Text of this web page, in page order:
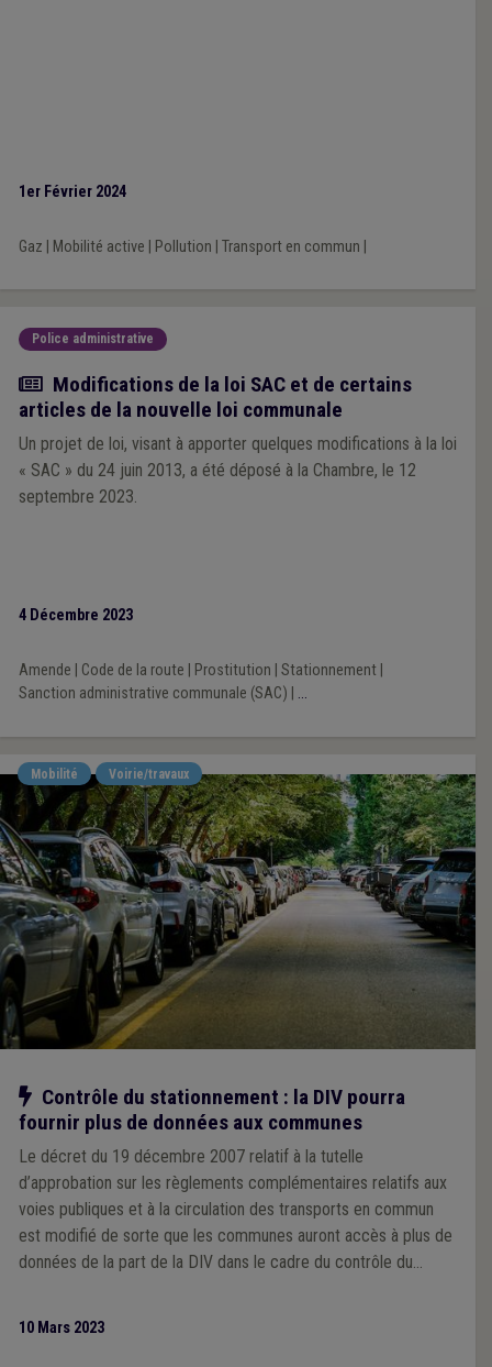
1er Février 2024
Gaz Mobilité active Pollution Transport en commun
Police administrative
Actualité
Modifications de la loi SAC et de certains
articles de la nouvelle loi communale
Un projet de loi, visant à apporter quelques modifications à la loi
« SAC » du 24 juin 2013, a été déposé à la Chambre, le 12
septembre 2023.
4 Décembre 2023
Amende Code de la route Prostitution Stationnement|
Sanction administrative communale (SAC)
...
Mobilité Voirie/travaux
Notre action
Contrôle du stationnement : la DIV pourra
fournir plus de données aux communes
Le décret du 19 décembre 2007 relatif à la tutelle
d’approbation sur les règlements complémentaires relatifs aux
voies publiques et à la circulation des transports en commun
est modifié de sorte que les communes auront accès à plus de
données de la part de la DIV dans le cadre du contrôle du
10 Mars 2023